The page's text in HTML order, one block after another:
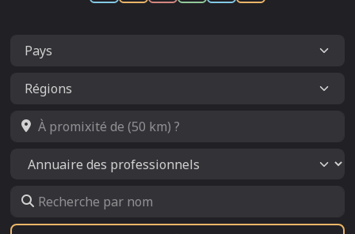
À promixité de (50 km) ?
Select search type
Recherche par nom